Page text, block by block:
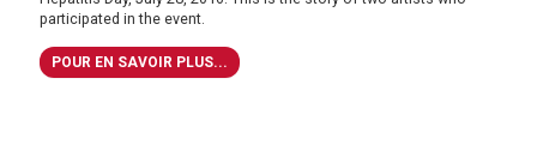
participated in the event.
POUR EN SAVOIR PLUS...